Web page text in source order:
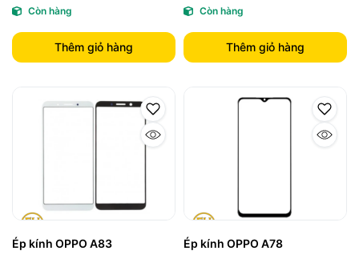
Còn hàng
Thêm giỏ hàng
Còn hàng
Thêm giỏ hàng
Ép kính OPPO A83 Ép kính OPPO A78